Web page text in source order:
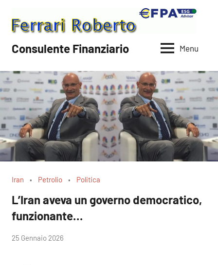
contenuto
Consulente Finanziario Menu
Iran Petrolio Politica
L’Iran aveva un governo democratico,
funzionante…
di
25 Gennaio 2026